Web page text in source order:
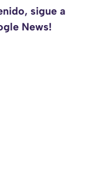
sigue a
News!